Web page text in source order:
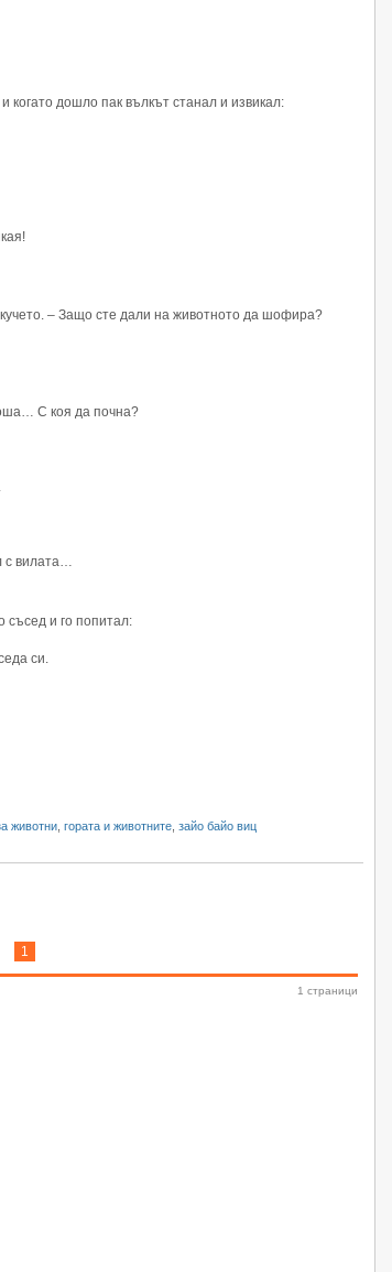
когато дошло пак вълкът станал и извикал:
– Защо сте дали на животното да шофира?
С коя да почна?
с вилата…
съсед и го попитал:
си.
животни гората и животните зайо байо виц
1
1 страници